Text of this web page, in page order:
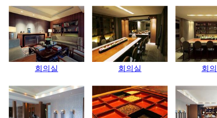
회의실 회의실 회